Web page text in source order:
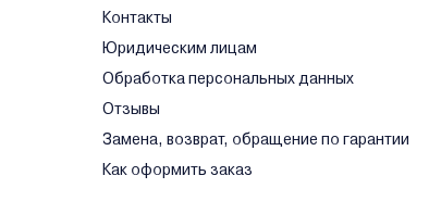
Контакты
Юридическим лицам
Обработка персональных данных
Отзывы
Замена, возврат, обращение по гарантии
Как оформить заказ